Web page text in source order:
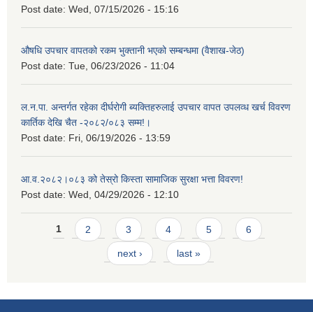
Post date: Wed, 07/15/2026 - 15:16
औषधि उपचार वापतको रकम भुक्तानी भएको सम्बन्धमा (वैशाख-जेठ)
Post date: Tue, 06/23/2026 - 11:04
ल.न.पा. अन्तर्गत रहेका दीर्घरोगी ब्यक्तिहरुलाई उपचार वापत उपलव्ध खर्च विवरण
कार्तिक देखि चैत -२०८२/०८३ सम्म!।
Post date: Fri, 06/19/2026 - 13:59
आ.व.२०८२।०८३ को तेस्रो किस्ता सामाजिक सुरक्षा भत्ता विवरण!
Post date: Wed, 04/29/2026 - 12:10
Pages
1 2 3 4 5 6
next › last »